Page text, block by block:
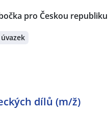
pro Českou republiku
dílů (m/ž)